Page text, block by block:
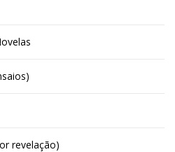
revelação)